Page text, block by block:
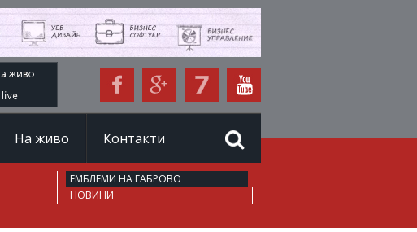
На живо Контакти
ЕМБЛЕМИ НА ГАБРОВО
НОВИНИ